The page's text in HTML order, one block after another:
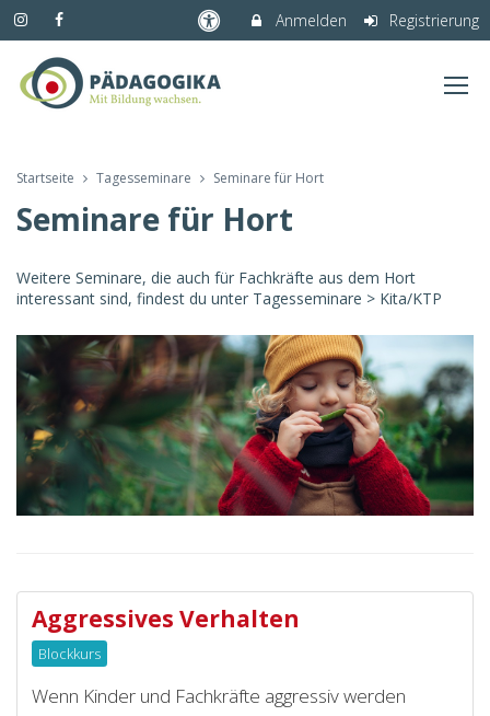
Anmelden Registrierung
Startseite Tagesseminare Seminare für Hort
Seminare für Hort
Weitere Seminare, die auch für Fachkräfte aus dem Hort
interessant sind, findest du unter Tagesseminare > Kita/KTP
Aggressives Verhalten
Blockkurs
Wenn Kinder und Fachkräfte aggressiv werden